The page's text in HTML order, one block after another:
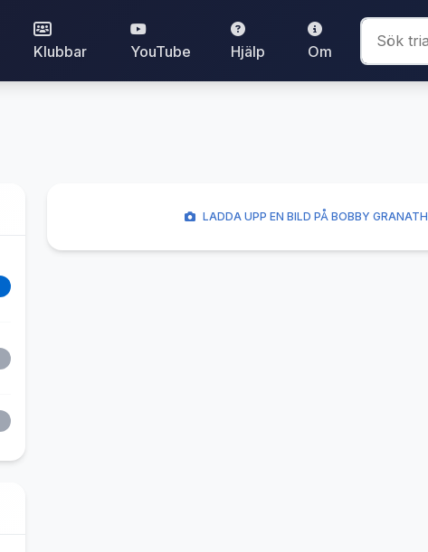
Klubbar YouTube Hjälp Om
LADDA UPP EN BILD PÅ BOBBY GRANATH